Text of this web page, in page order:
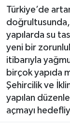
Türkiye’de
doğrultusunda,
yapılarda su
yeni bir
itibarıyla
birçok yapıda
Şehircilik ve
yapılan
açmayı
KÜLTÜR
MAGAZİN
YEREL